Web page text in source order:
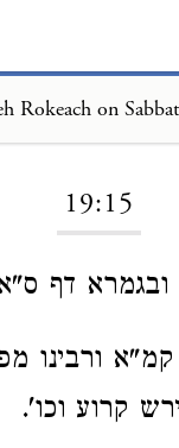
Rokeach on
19:15
דף
קמ"א
קרוע וכו'.